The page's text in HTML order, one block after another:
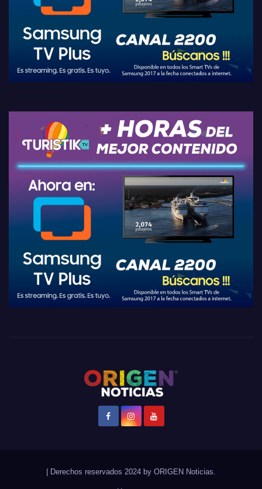
Derechos reservados 2024 by ORIGEN Noticias